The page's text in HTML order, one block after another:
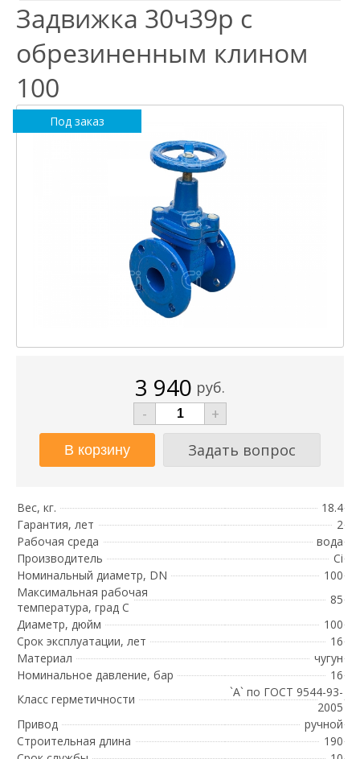
Задвижка 30ч39р с
обрезиненным клином
100
Под заказ
3 940 руб.
-
+
Задать вопрос
Вес, кг.
18.4
Гарантия, лет
2
Рабочая среда
вода
Производитель
Ci
Номинальный диаметр, DN
100
Максимальная рабочая
температура, град С
85
Диаметр, дюйм
100
Срок эксплуатации, лет
16
Материал
чугун
Номинальное давление, бар
16
Класс герметичности
`А` по ГОСТ 9544-93-
2005
Привод
ручной
Строительная длина
190